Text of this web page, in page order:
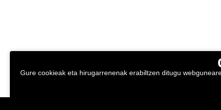
Gure cookieak eta hirugarrenenak erabiltzen ditugu